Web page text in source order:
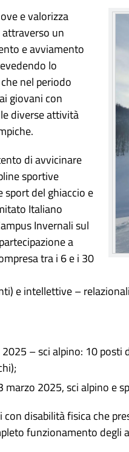
e valorizza
un
e avviamento
lo
nel periodo
giovani con
diverse attività
di avvicinare
sportive
sport del ghiaccio e
Italiano
Invernali sul
a
tra i 6 e i 30
e intellettive –
– sci alpino: 10
marzo 2025, sci alpino e
con disabilità fisica che
funzionamento degli